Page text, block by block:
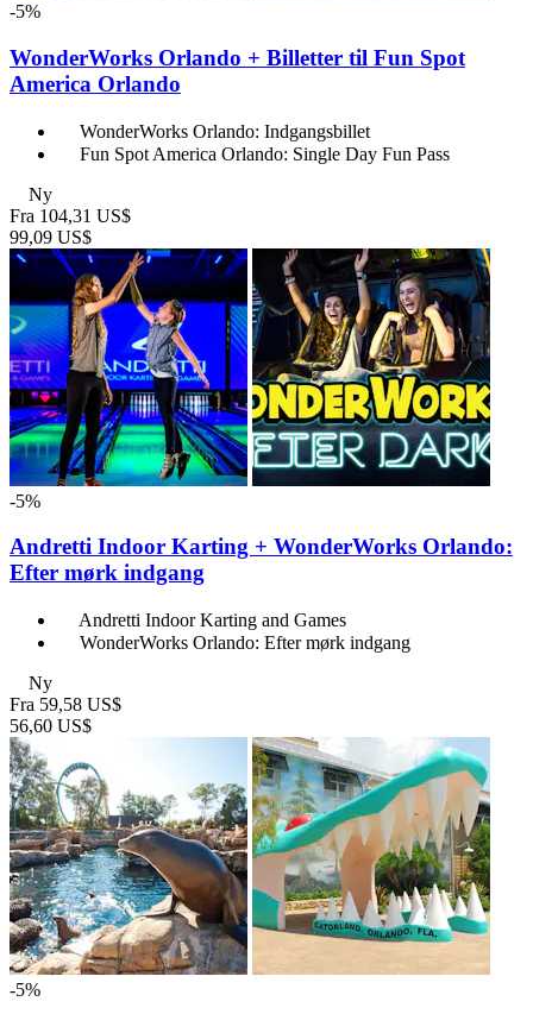
-5%
WonderWorks Orlando + Billetter til Fun Spot
America Orlando
WonderWorks Orlando: Indgangsbillet
Fun Spot America Orlando: Single Day Fun Pass
Ny
Fra 104,31 US$
99,09 US$
-5%
Andretti Indoor Karting + WonderWorks Orlando:
Efter mørk indgang
Andretti Indoor Karting and Games
WonderWorks Orlando: Efter mørk indgang
Ny
Fra 59,58 US$
56,60 US$
-5%